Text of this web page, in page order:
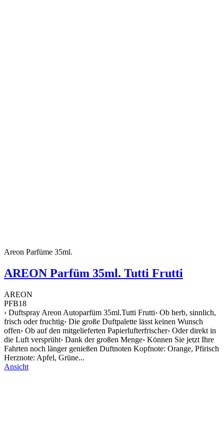
Areon Parfüme 35ml.
AREON Parfüm 35ml. Tutti Frutti
AREON
PFB18
› Duftspray Areon Autoparfüm 35ml.Tutti Frutti› Ob herb, sinnlich,
frisch oder fruchtig› Die große Duftpalette lässt keinen Wunsch
offen› Ob auf den mitgelieferten Papierlufterfrischer› Oder direkt in
die Luft versprüht› Dank der großen Menge› Können Sie jetzt Ihre
Fahrten noch länger genießen Duftnoten Kopfnote: Orange, Pfirisch
Herznote: Apfel, Grüne...
Ansicht